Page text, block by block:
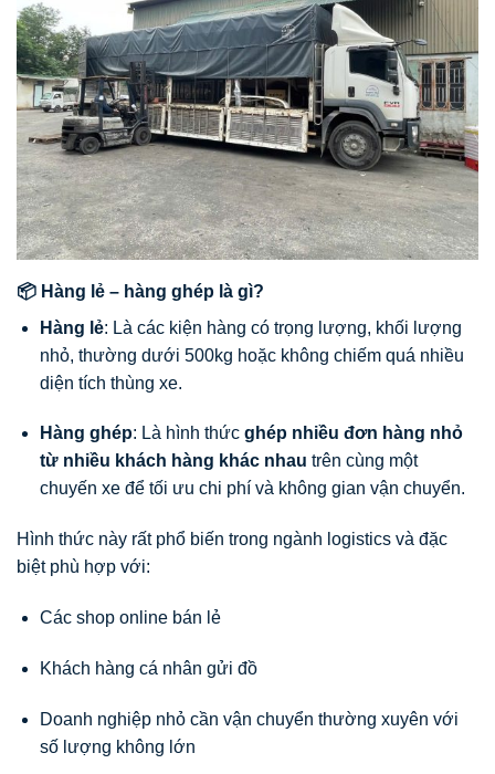
📦 Hàng lẻ – hàng ghép là gì?
Hàng lẻ: Là các kiện hàng có trọng lượng, khối lượng
nhỏ, thường dưới 500kg hoặc không chiếm quá nhiều
diện tích thùng xe.
Hàng ghép: Là hình thức ghép nhiều đơn hàng nhỏ
từ nhiều khách hàng khác nhau trên cùng một
chuyến xe để tối ưu chi phí và không gian vận chuyển.
Hình thức này rất phổ biến trong ngành logistics và đặc
biệt phù hợp với:
Các shop online bán lẻ
Khách hàng cá nhân gửi đồ
Doanh nghiệp nhỏ cần vận chuyển thường xuyên với
số lượng không lớn